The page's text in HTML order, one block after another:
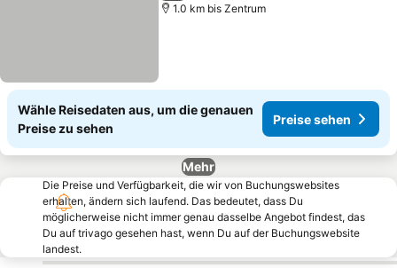
1.0 km bis Zentrum
Wähle Reisedaten aus, um die genauen
Preise zu sehen
Preise sehen
Mehr
Die Preise und Verfügbarkeit, die wir von Buchungswebsites
erhalten, ändern sich laufend. Das bedeutet, dass Du
möglicherweise nicht immer genau dasselbe Angebot findest, das
Du auf trivago gesehen hast, wenn Du auf der Buchungswebsite
landest.